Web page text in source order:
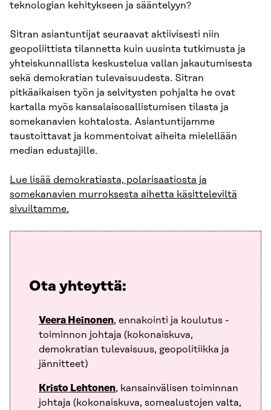
teknologian kehitykseen ja sääntelyyn?
Sitran asiantuntijat seuraavat aktiivisesti niin
geopoliittista tilannetta kuin uusinta tutkimusta ja
yhteiskunnallista keskustelua vallan jakautumisesta
sekä demokratian tulevaisuudesta. Sitran
pitkäaikaisen työn ja selvitysten pohjalta he ovat
kartalla myös kansalaisosallistumisen tilasta ja
somekanavien kohtalosta. Asiantuntijamme
taustoittavat ja kommentoivat aiheita mielellään
median edustajille.
Lue lisää demokratiasta, polarisaatiosta ja
somekanavien murroksesta aihetta käsitteleviltä
sivuiltamme.
Ota yhteyttä:
Veera Heinonen, ennakointi ja koulutus -
toiminnon johtaja (kokonaiskuva,
demokratian tulevaisuus, geopolitiikka ja
jännitteet)
Kristo Lehtonen, kansainvälisen toiminnan
johtaja (kokonaiskuva, somealustojen valta,